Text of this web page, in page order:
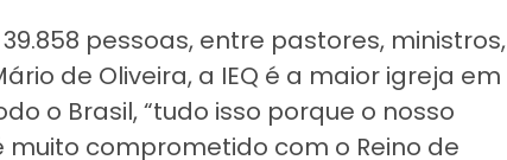
pessoas, entre pastores, ministros,
de Oliveira, a IEQ é a maior igreja em
o Brasil, “tudo isso porque o nosso
comprometido com o Reino de